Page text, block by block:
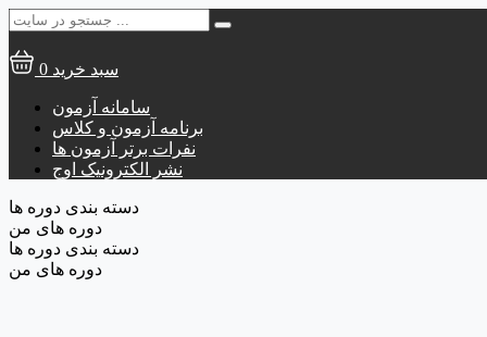
جستجو
سبد خرید 0
سامانه آزمون
برنامه آزمون و کلاس
نفرات برتر آزمون ها
نشر الکترونیک اوج
دسته بندی دوره ها
دوره های من
دسته بندی دوره ها
دوره های من